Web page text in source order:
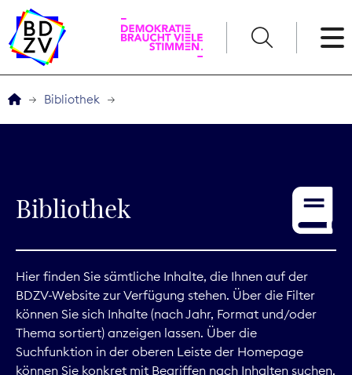
Service
Digitales
Kommunikation
Bibliothek
Bibliothek
Hier finden Sie sämtliche Inhalte, die Ihnen auf der
BDZV-Website zur Verfügung stehen. Über die Filter
können Sie sich Inhalte (nach Jahr, Format und/oder
Thema sortiert) anzeigen lassen. Über die
Suchfunktion in der oberen Leiste der Homepage
können Sie konkret mit Begriffen nach Inhalten suchen.